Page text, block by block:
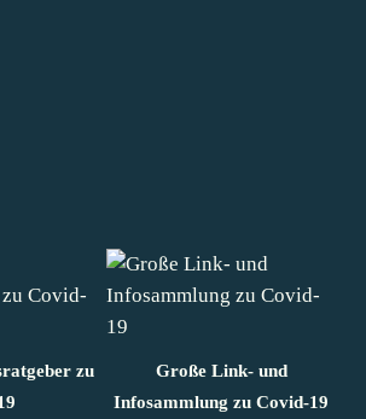
zu
Große Link- und
Infosammlung zu Covid-19